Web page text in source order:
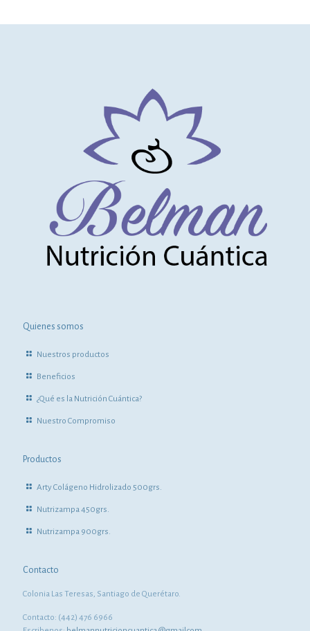
Quienes somos
Nuestros productos
Beneficios
¿Qué es la Nutrición Cuántica?
Nuestro Compromiso
Productos
Arty Colágeno Hidrolizado 500grs.
Nutrizampa 450grs.
Nutrizampa 900grs.
Contacto
Colonia Las Teresas, Santiago de Querétaro.
Contacto: (442) 476 6966